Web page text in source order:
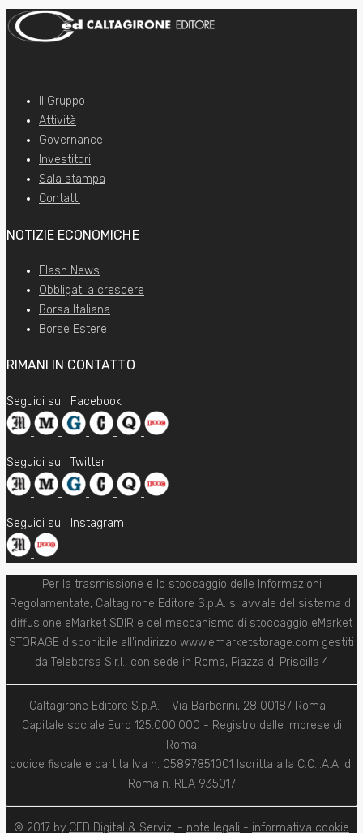
Il Gruppo
Attività
Governance
Investitori
Sala stampa
Contatti
NOTIZIE ECONOMICHE
Flash News
Obbligati a crescere
Borsa Italiana
Borse Estere
RIMANI IN CONTATTO
Seguici su Facebook
Seguici su Twitter
Seguici su Instagram
Per la trasmissione e lo stoccaggio delle Informazioni
Regolamentate, Caltagirone Editore S.p.A. si avvale del sistema di
diffusione eMarket SDIR e del meccanismo di stoccaggio eMarket
STORAGE disponibile all'indirizzo www.emarketstorage.com gestiti
da Teleborsa S.r.l., con sede in Roma, Piazza di Priscilla 4
Caltagirone Editore S.p.A. - Via Barberini, 28 00187 Roma -
Capitale sociale Euro 125.000.000 - Registro delle Imprese di
Roma
codice fiscale e partita Iva n. 05897851001 Iscritta alla C.C.I.A.A. di
Roma n. REA 935017
© 2017 by CED Digital & Servizi - note legali - informativa cookie